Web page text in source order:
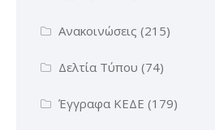
Ανακοινώσεις (215)
Δελτία Τύπου (74)
Έγγραφα ΚΕΔΕ (179)